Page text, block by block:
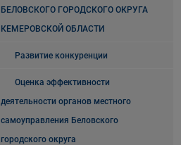
БЕЛОВСКОГО ГОРОДСКОГО ОКРУГА
КЕМЕРОВСКОЙ ОБЛАСТИ
Развитие конкуренции
Оценка эффективности
деятельности органов местного
самоуправления Беловского
городского округа